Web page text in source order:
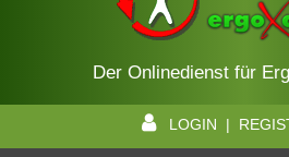
Der Onlinedienst für
LOGIN |